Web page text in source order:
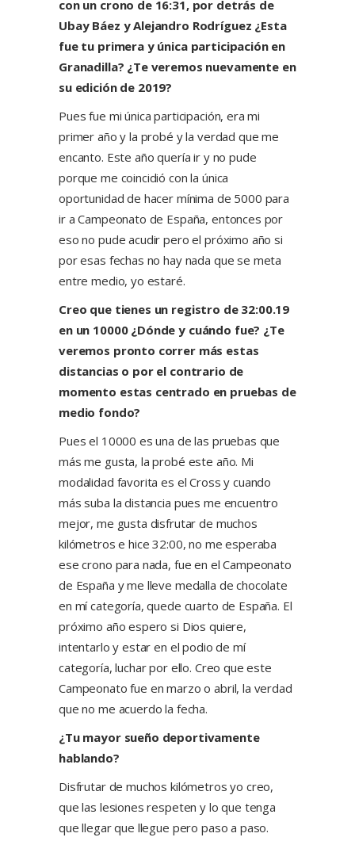
con un crono de 16:31, por detrás de
Ubay Báez y Alejandro Rodríguez ¿Esta
fue tu primera y única participación en
Granadilla? ¿Te veremos nuevamente en
su edición de 2019?
Pues fue mi única participación, era mi
primer año y la probé y la verdad que me
encanto. Este año quería ir y no pude
porque me coincidió con la única
oportunidad de hacer mínima de 5000 para
ir a Campeonato de España, entonces por
eso no pude acudir pero el próximo año si
por esas fechas no hay nada que se meta
entre medio, yo estaré.
Creo que tienes un registro de 32:00.19
en un 10000 ¿Dónde y cuándo fue? ¿Te
veremos pronto correr más estas
distancias o por el contrario de
momento estas centrado en pruebas de
medio fondo?
Pues el 10000 es una de las pruebas que
más me gusta, la probé este año. Mi
modalidad favorita es el Cross y cuando
más suba la distancia pues me encuentro
mejor, me gusta disfrutar de muchos
kilómetros e hice 32:00, no me esperaba
ese crono para nada, fue en el Campeonato
de España y me lleve medalla de chocolate
en mí categoría, quede cuarto de España. El
próximo año espero si Dios quiere,
intentarlo y estar en el podio de mí
categoría, luchar por ello. Creo que este
Campeonato fue en marzo o abril, la verdad
que no me acuerdo la fecha.
¿Tu mayor sueño deportivamente
hablando?
Disfrutar de muchos kilómetros yo creo,
que las lesiones respeten y lo que tenga
que llegar que llegue pero paso a paso.